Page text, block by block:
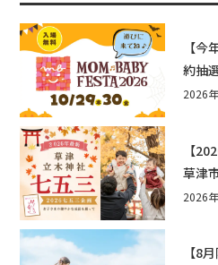
【
約抽
☆入
2026
【
草津
い企
2026
【8